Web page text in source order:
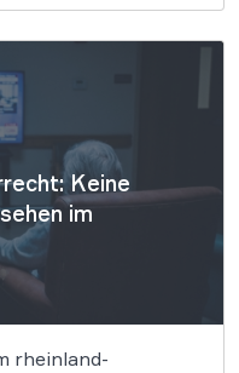
und Eigentum
Texte in
ringt die
Keine
im
rheinland-